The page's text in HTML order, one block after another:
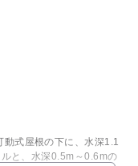
式屋根の下に、水深1.1
と、水深0.5m～0.6mの